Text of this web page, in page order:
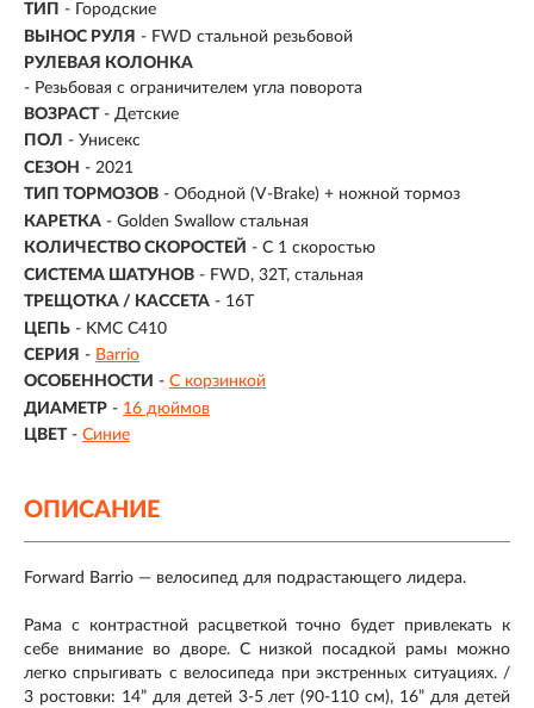
ТИП -
Городские
ВЫНОС РУЛЯ - FWD стальной резьбовой
РУЛЕВАЯ КОЛОНКА
- Резьбовая с ограничителем угла поворота
ВОЗРАСТ - Детские
ПОЛ - Унисекс
СЕЗОН - 2021
ТИП ТОРМОЗОВ - Ободной (V-Brake) + ножной тормоз
КАРЕТКА - Golden Swallow стальная
КОЛИЧЕСТВО СКОРОСТЕЙ - С 1 скоростью
СИСТЕМА ШАТУНОВ - FWD, 32T, cтальная
ТРЕЩОТКА / КАССЕТА - 16T
ЦЕПЬ - KMC C410
СЕРИЯ - Barrio
ОСОБЕННОСТИ - С корзинкой
ДИАМЕТР - 16 дюймов
ЦВЕТ - Синие
ОПИСАНИЕ
Forward Barrio — велосипед для подрастающего лидера.
Рама с контрастной расцветкой точно будет привлекать к
себе внимание во дворе. С низкой посадкой рамы можно
легко спрыгивать с велосипеда при экстренных ситуациях. /
3 ростовки: 14” для детей 3-5 лет (90-110 см), 16” для детей